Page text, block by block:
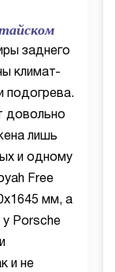
заднего
климат-
подогрева.
довольно
лишь
и одному
Free
мм, а
у Porsche
и не